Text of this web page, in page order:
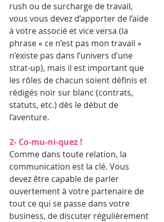
rush ou de surcharge de travail,
vous vous devez d’apporter de l’aide
à votre associé et vice versa (la
phrase « ce n’est pas mon travail »
n’existe pas dans l’univers d’une
strat-up), mais il est important que
les rôles de chacun soient définis et
rédigés noir sur blanc (contrats,
statuts, etc.) dès le début de
l’aventure.
2- Co-mu-ni-quez !
Comme dans toute relation, la
communication est la clé. Vous
devez être capable de parler
ouvertement à votre partenaire de
tout ce qui se passe dans votre
business, de discuter régulièrement